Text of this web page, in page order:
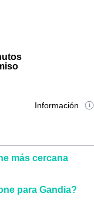
Información
más cercana
para Gandia?